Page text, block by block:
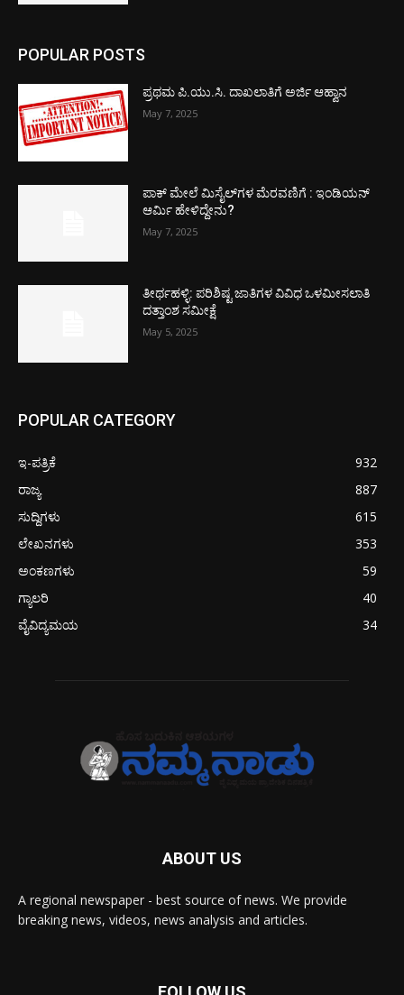
POPULAR POSTS
ಪ್ರಥಮ ಪಿ.ಯು.ಸಿ. ದಾಖಲಾತಿಗೆ ಅರ್ಜಿ ಆಹ್ವಾನ
May 7, 2025
ಪಾಕ್​ ಮೇಲೆ ಮಿಸೈಲ್​ಗಳ ಮೆರವಣಿಗೆ : ಇಂಡಿಯನ್
ಆರ್ಮಿ ಹೇಳಿದ್ದೇನು?
May 7, 2025
ತೀರ್ಥಹಳ್ಳಿ: ಪರಿಶಿಷ್ಟ ಜಾತಿಗಳ ವಿವಿಧ ಒಳಮೀಸಲಾತಿ
ದತ್ತಾಂಶ ಸಮೀಕ್ಷೆ
May 5, 2025
POPULAR CATEGORY
ಇ-ಪತ್ರಿಕೆ
932
ರಾಜ್ಯ
887
ಸುದ್ದಿಗಳು
615
ಲೇಖನಗಳು
353
ಅಂಕಣಗಳು
59
ಗ್ಯಾಲರಿ
40
ವೈವಿದ್ಯಮಯ
34
ABOUT US
A regional newspaper - best source of news. We provide
breaking news, videos, news analysis and articles.